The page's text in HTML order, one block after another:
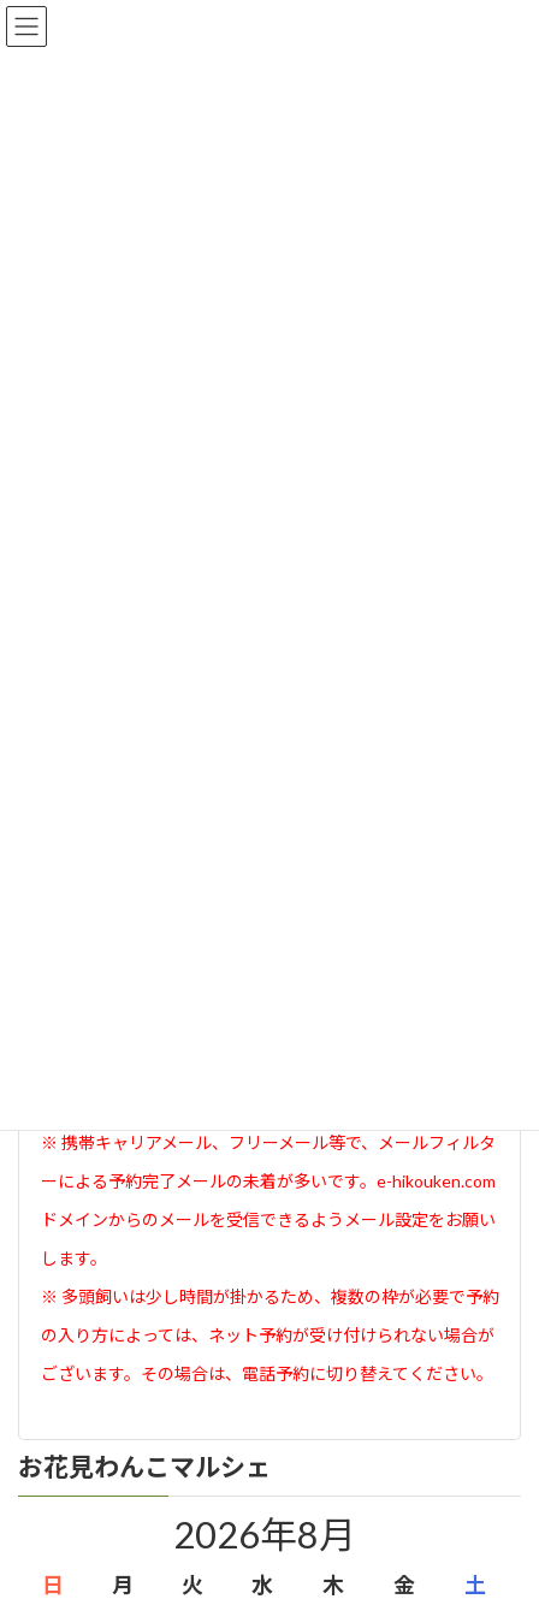
※ 携帯キャリアメール、フリーメール等で、メールフィルタ
ーによる予約完了メールの未着が多いです。e-hikouken.com
ドメインからのメールを受信できるようメール設定をお願い
します。
※ 多頭飼いは少し時間が掛かるため、複数の枠が必要で予約
の入り方によっては、ネット予約が受け付けられない場合が
ございます。その場合は、電話予約に切り替えてください。
お花見わんこマルシェ
2026年8月
日 月 火 水 木 金
土